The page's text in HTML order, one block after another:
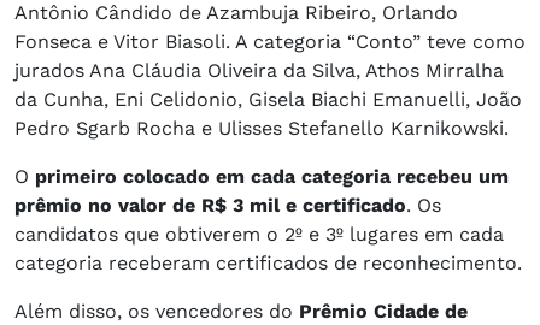
Antônio Cândido de Azambuja Ribeiro, Orlando
Fonseca e Vitor Biasoli. A categoria “Conto” teve como
jurados Ana Cláudia Oliveira da Silva, Athos Mirralha
da Cunha, Eni Celidonio, Gisela Biachi Emanuelli, João
Pedro Sgarb Rocha e Ulisses Stefanello Karnikowski.
O primeiro colocado em cada categoria recebeu um
prêmio no valor de R$ 3 mil e certificado. Os
candidatos que obtiverem o 2º e 3º lugares em cada
categoria receberam certificados de reconhecimento.
Além disso, os vencedores do Prêmio Cidade de